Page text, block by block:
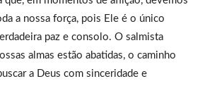
a nossa força, pois Ele é o único
paz e consolo. O salmista
almas estão abatidas, o caminho
a Deus com sinceridade e